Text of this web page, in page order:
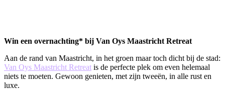
Win een overnachting* bij Van Oys Maastricht Retreat
Aan de rand van Maastricht, in het groen maar toch dicht bij de stad:
Van Oys Maastricht Retreat is de perfecte plek om even helemaal
niets te moeten. Gewoon genieten, met zijn tweeën, in alle rust en
luxe.